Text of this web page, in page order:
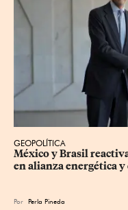
GEOPOLÍTICA
México y Brasil
en alianza energética
Por Perla Pineda